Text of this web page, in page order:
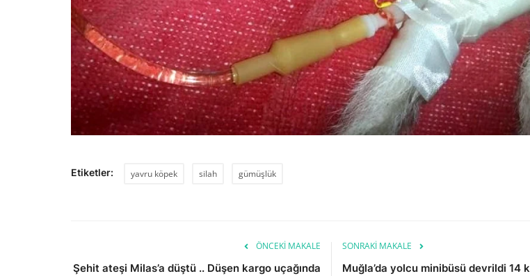
Etiketler: yavru köpek silah gümüşlük
ÖNCEKI MAKALE
Şehit ateşi Milas’a düştü .. Düşen kargo uçağında
SONRAKI MAKALE
Muğla’da yolcu minibüsü devrildi 14